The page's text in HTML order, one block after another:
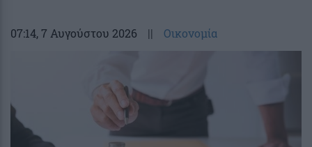
07:14, 7 Αυγούστου 2026 || Οικονομία